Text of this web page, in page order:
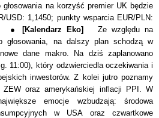
na korzyść premier UK będzie
USD: 1,1450; punkty wsparcia EUR/PLN:
● [Kalendarz Eko]
Ze względu na
głosowania, na dalszy plan schodzą w
dane makro. Na dziś zaplanowano
11:00), który odzwierciedla oczekiwania i
inwestorów. Z kolei jutro poznamy
ZEW oraz amerykańskiej inflacji PPI. W
emocje wzbudzają: środowa
w USA oraz czwartkowe